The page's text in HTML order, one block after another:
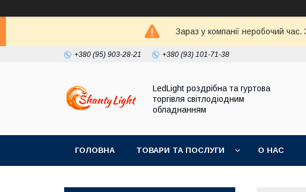
Зараз у компанії неробочий
+380 (95) 903-28-21 +380 (93) 101-71-38
LedLight роздрiбна та гуртова
торгiвля свiтлодiодним
обладнанням
ГОЛОВНА ТОВАРИ ТА ПОСЛУГИ О НАС